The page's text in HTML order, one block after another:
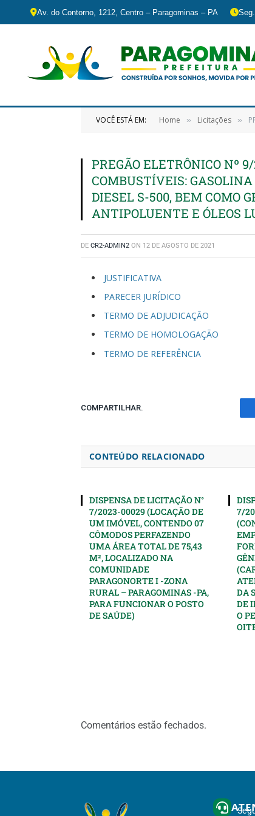
Av. do Contorno, 1212, Centro – Paragominas – PA
VOCÊ ESTÁ EM: Home » Licitações »
PREGÃO ELETRÔNICO Nº
COMBUSTÍVEIS: GASOLINA
DIESEL S-500, BEM COMO
ANTIPOLUENTE E ÓLEOS
DE CR2-ADMIN2 ON 12 DE AGOSTO DE 2021
JUSTIFICATIVA
PARECER JURÍDICO
TERMO DE ADJUDICAÇÃO
TERMO DE HOMOLOGAÇÃO
TERMO DE REFERÊNCIA
COMPARTILHAR.
CONTEÚDO RELACIONADO
DISPENSA DE LICITAÇÃO N°
7/2023-00029 (LOCAÇÃO DE
UM IMÓVEL, CONTENDO 07
CÔMODOS PERFAZENDO
UMA ÁREA TOTAL DE 75,43
M², LOCALIZADO NA
COMUNIDADE
PARAGONORTE I -ZONA
RURAL – PARAGOMINAS -PA,
PARA FUNCIONAR O POSTO
DE SAÚDE)
7/
DA
DE
O
Comentários estão fechados.